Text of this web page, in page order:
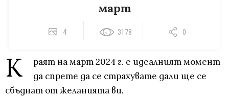
март
4 3178 0
К
раят на март 2024 г. е идеалният момент
да спрете да се страхувате дали ще се
сбъднат от желанията ви.